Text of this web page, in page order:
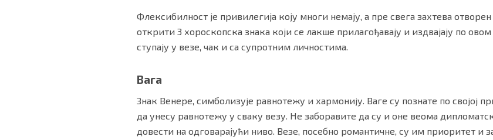
Флексибилност је привилегија коју многи немају, а пре свега захтева
открити 3 хороскопска знака који се лакше прилагођавају и издвајају по
ступају у везе, чак и са супротним личностима.
Вага
Знак Венере, симболизује равнотежу и хармонију. Ваге су познате по својој
да унесу равнотежу у сваку везу. Не заборавите да су и оне веома
довести на одговарајући ниво. Везе, посебно романтичне, су им приоритет и
ПРЕУЗМИТЕ НАШУ АПЛИКАЦИЈУ